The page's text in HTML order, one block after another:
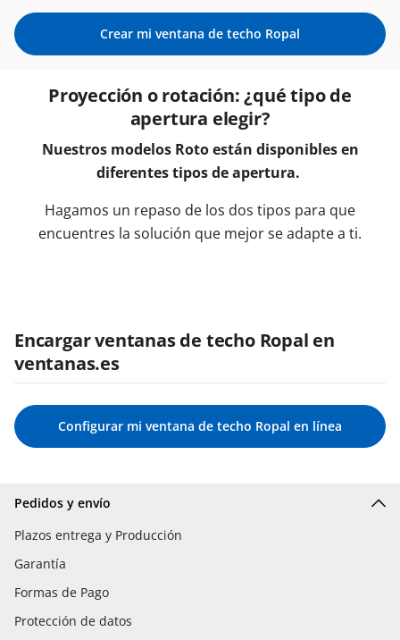
Crear mi ventana de techo Ropal
Proyección o rotación: ¿qué tipo de
apertura elegir?
Nuestros modelos Roto están disponibles en
diferentes tipos de apertura.
Hagamos un repaso de los dos tipos para que
encuentres la solución que mejor se adapte a ti.
Encargar ventanas de techo Ropal en
ventanas.es
Configurar mi ventana de techo Ropal en línea
Pedidos y envío
Plazos entrega y Producción
Garantía
Formas de Pago
Protección de datos